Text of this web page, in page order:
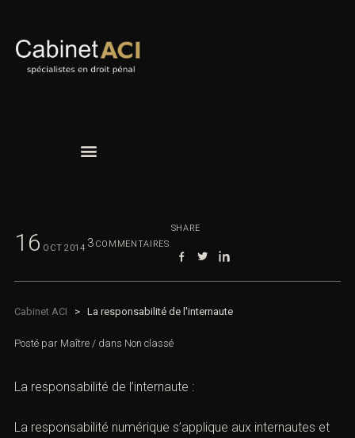
16 OCT 2014 3 COMMENTAIRES
SHARE
Cabinet ACI > La responsabilité de l'internaute
Posté par Maître / dans Non classé
La responsabilité de l’internaute :
La responsabilité numérique s’applique aux internautes et